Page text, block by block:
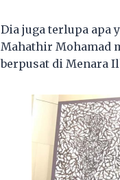
Dia juga terlupa apa
Mahathir Mohamad
berpusat di Menara